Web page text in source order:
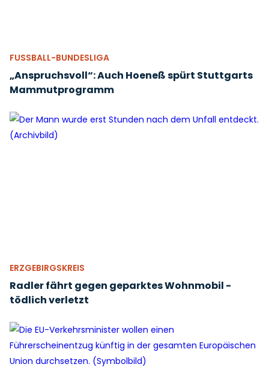
FUSSBALL-BUNDESLIGA
„Anspruchsvoll“: Auch Hoeneß spürt Stuttgarts
Mammutprogramm
ERZGEBIRGSKREIS
Radler fährt gegen geparktes Wohnmobil -
tödlich verletzt